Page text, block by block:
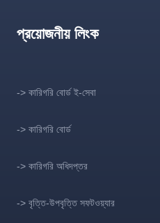
প্রয়োজনীয় লিংক
-> কারিগরি বোর্ড ই-সেবা
-> কারিগরি বোর্ড
-> কারিগরি অধিদপ্তর
-> বৃত্তি-উপবৃত্তি সফটওয়্যার